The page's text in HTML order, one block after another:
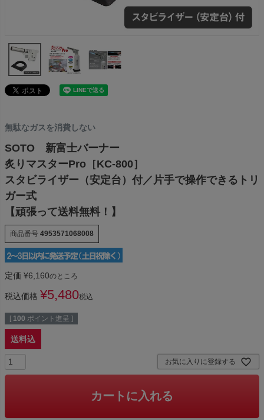
無駄なガスを消費しない
SOTO 新富士バーナー
炙りマスターPro［KC-800］
スタビライザー（安定台）付／片手で操作できるトリ
ガー式
【頑張って送料無料！】
商品番号 4953571068008
定価 ¥6,160のところ
税込価格 ¥5,480税込
[ 100 ポイント進呈 ]
送料込
お気に入りに登録する
カートに入れる